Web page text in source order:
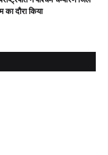
का दौरा किया